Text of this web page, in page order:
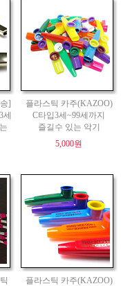
]
세
플라스틱 카주(KAZOO)
C타입3세~99세까지
즐길수 있는 악기
5,000원
플라스틱 카주(KAZOO)